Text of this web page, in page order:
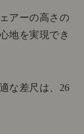
アーの高さの
地を実現でき
な差尺は、26